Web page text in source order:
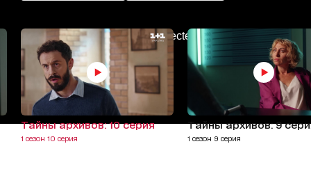
AdBlockDetected!
Тайны архивов: 10 серия
1 сезон 10 серия
Тайны архивов: 9
1 сезон 9 серия